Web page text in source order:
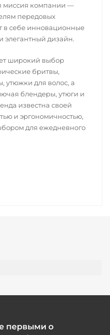
миссия компании —
передовых
в себе инновационные
элегантный дизайн.
широкий выбор
бритвы,
утюжки для волос, а
блендеры, утюги и
известна своей
и эргономичностью,
для ежедневного
первыми о